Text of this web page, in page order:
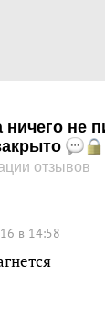
ничего не
отзывов
в 14:58